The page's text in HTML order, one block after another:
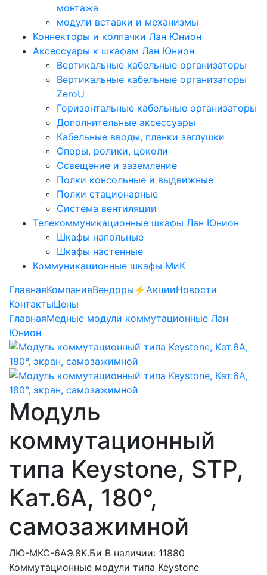
монтажа
модули вставки и механизмы
Коннекторы и колпачки Лан Юнион
Аксессуары к шкафам Лан Юнион
Вертикальные кабельные организаторы
Вертикальные кабельные организаторы
ZeroU
Горизонтальные кабельные организаторы
Дополнительные аксессуары
Кабельные вводы, планки заглушки
Опоры, ролики, цоколи
Освещение и заземление
Полки консольные и выдвижные
Полки стационарные
Система вентиляции
Телекоммуникационные шкафы Лан Юнион
Шкафы напольные
Шкафы настенные
Коммуникационные шкафы МиК
ГлавнаяКомпанияВендоры ⚡️АкцииНовости
КонтактыЦены
ГлавнаяМедные модули коммутационные Лан
Юнион
Модуль
коммутационный
типа Keystone, STP,
Кат.6A, 180°,
самозажимной
ЛЮ-МКС-6AЭ.8К.Би В наличии: 11880
Коммутационные модули типа Keystone